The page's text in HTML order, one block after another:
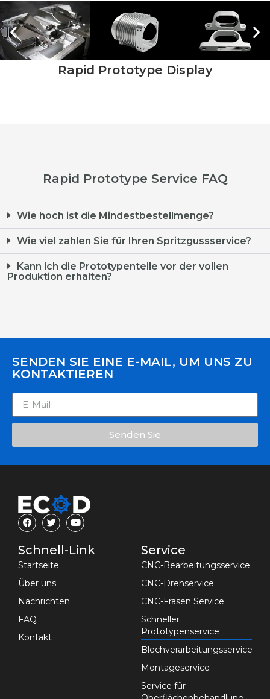
Rapid Prototype Display
Rapid Prototype Service FAQ
Wie hoch ist die Mindestbestellmenge?
Wie viel zahlen Sie für Ihren Spritzgussservice?
Kann ich die Prototypenteile vor der vollen
Produktion erhalten?
SENDEN SIE EINE E-MAIL, UM UNS ZU
KONTAKTIEREN
Senden Sie
Schnell-Link
Startseite
Über uns
Nachrichten
FAQ
Kontakt
Service
CNC-Bearbeitungsservice
CNC-Drehservice
CNC-Fräsen Service
Schneller
Prototypenservice
Blechverarbeitungsservice
Montageservice
Service für